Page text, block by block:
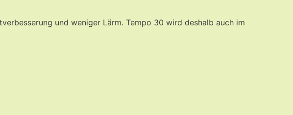
und weniger Lärm. Tempo 30 wird deshalb auch im